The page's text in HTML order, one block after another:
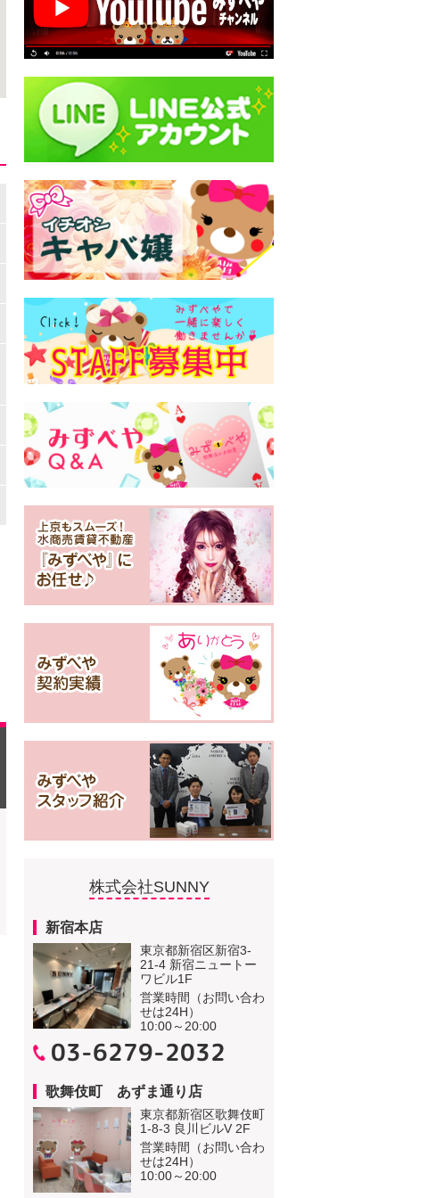
株式会社SUNNY
新宿本店
東京都新宿区新宿3-
21-4 新宿ニュートー
ワビル1F
営業時間（お問い合わ
せは24H）
10:00～20:00
03-6279-2032
歌舞伎町 あずま通り店
東京都新宿区歌舞伎町
1-8-3 良川ビルV 2F
営業時間（お問い合わ
せは24H）
10:00～20:00